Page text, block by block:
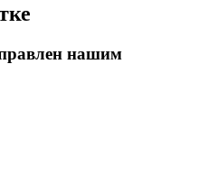
нашим